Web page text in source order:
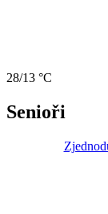
28/13 °C
Senioři